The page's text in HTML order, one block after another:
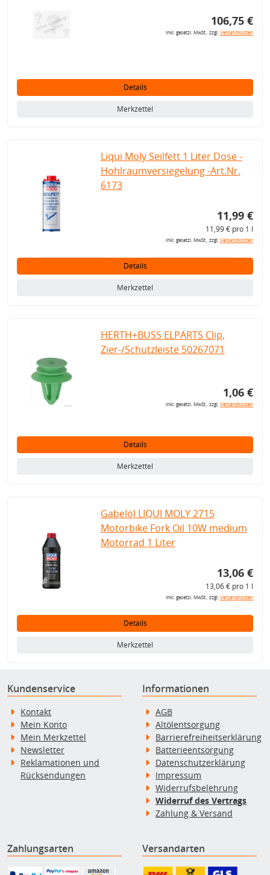
106,75 €
inkl. gesetzl. MwSt., zzgl.Versandkosten
Details
Merkzettel
Liqui Moly Seilfett 1 Liter Dose -
Hohlraumversiegelung -Art.Nr.
6173
11,99 €
11,99 € pro 1 l
inkl. gesetzl. MwSt., zzgl.Versandkosten
Details
Merkzettel
HERTH+BUSS ELPARTS Clip,
Zier-/Schutzleiste 50267071
1,06 €
inkl. gesetzl. MwSt., zzgl.Versandkosten
Details
Merkzettel
Gabelöl LIQUI MOLY 2715
Motorbike Fork Oil 10W medium
Motorrad 1 Liter
13,06 €
13,06 € pro 1 l
inkl. gesetzl. MwSt., zzgl.Versandkosten
Details
Merkzettel
Kundenservice
Kontakt
Mein Konto
Mein Merkzettel
Newsletter
Reklamationen und
Rücksendungen
Informationen
AGB
Altölentsorgung
Barrierefreiheitserklärung
Batterieentsorgung
Datenschutzerklärung
Impressum
Widerrufsbelehrung
Widerruf des Vertrags
Zahlung & Versand
Zahlungsarten Versandarten